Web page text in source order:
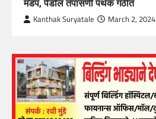
Kanthak Suryatale March 2, 2024